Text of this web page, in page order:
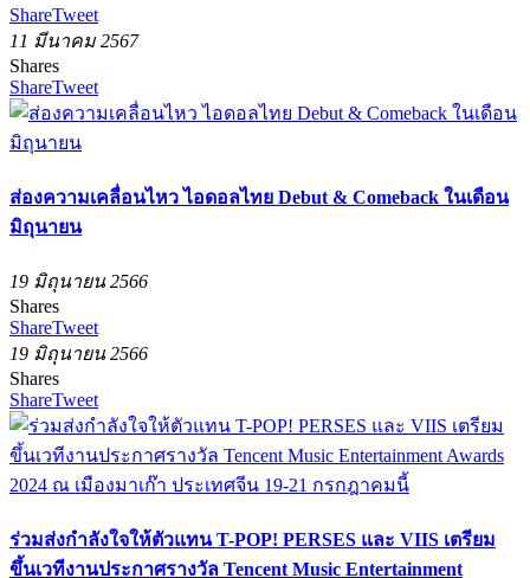
ShareTweet
11 มีนาคม 2567
Shares
ShareTweet
ส่องความเคลื่อนไหว ไอดอลไทย Debut & Comeback ในเดือน
มิถุนายน
19 มิถุนายน 2566
Shares
ShareTweet
19 มิถุนายน 2566
Shares
ShareTweet
ร่วมส่งกำลังใจให้ตัวแทน T-POP! PERSES และ VIIS เตรียม
ขึ้นเวทีงานประกาศรางวัล Tencent Music Entertainment